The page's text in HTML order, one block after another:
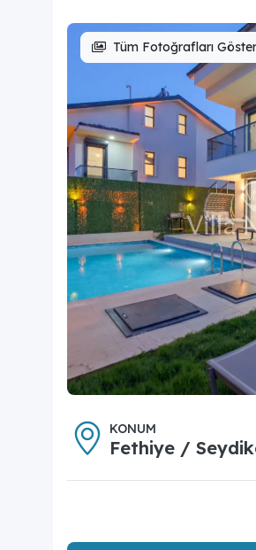
Tüm Fotoğrafları Göster
KONUM
Fethiye /